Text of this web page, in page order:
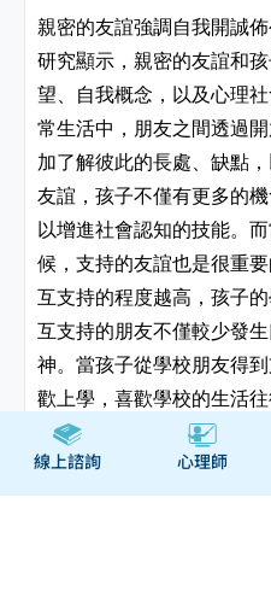
親密的友誼強調自我開誠
研究顯示，親密的友誼和
望、自我概念，以及心理
常生活中，朋友之間透過
加了解彼此的長處、缺點
友誼，孩子不僅有更多的
以增進社會認知的技能。
候，支持的友誼也是很重
互支持的程度越高，孩子
互支持的朋友不僅較少發
神。當孩子從學校朋友得
歡上學，喜歡學校的生活
應。因此在友誼的素質上
與支持的關係，少有衝突
是有所貢獻的。
線上諮詢 心理師